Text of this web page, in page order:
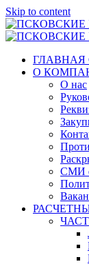
Skip to content
ГЛАВНАЯ
О
О нас
СМИ